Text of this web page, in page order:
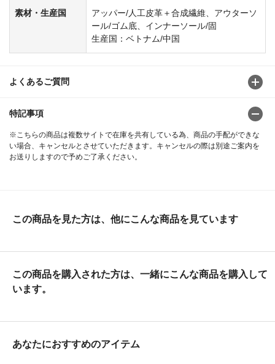
素材・生産国
アッパー/人工皮革＋合成繊維、アウターソ
ール/ゴム底、インナーソール/固
生産国：ベトナム/中国
よくあるご質問
特記事項
※こちらの商品は複数サイトで在庫を共有している為、商品の手配ができな
い場合、キャンセルとさせていただきます。キャンセルの際は別途ご案内を
お送りしますので予めご了承ください。
この商品を見た方は、他にこんな商品を見ています
この商品を購入された方は、一緒にこんな商品を購入して
います。
あなたにおすすめのアイテム